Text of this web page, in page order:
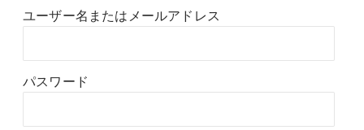
ユーザー名またはメールアドレス
パスワード